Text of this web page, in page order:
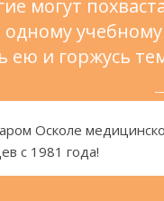
могут
одному
ею и горжусь
Осколе
с 1981 года!